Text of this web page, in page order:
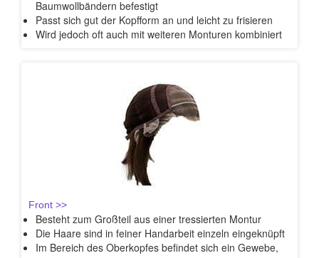
Baumwollbändern befestigt
Passt sich gut der Kopfform an und leicht zu frisieren
Wird jedoch oft auch mit weiteren Monturen kombiniert
Lace
Front >>
Besteht zum Großteil aus einer tressierten Montur
Die Haare sind in feiner Handarbeit einzeln eingeknüpft
Im Bereich des Oberkopfes befindet sich ein Gewebe,